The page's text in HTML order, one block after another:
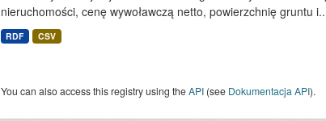
nieruchomości, cenę wywoławczą netto, powierzchnię gruntu
RDF CSV
You can also access this registry using theAPI(see Dokumentacja API).